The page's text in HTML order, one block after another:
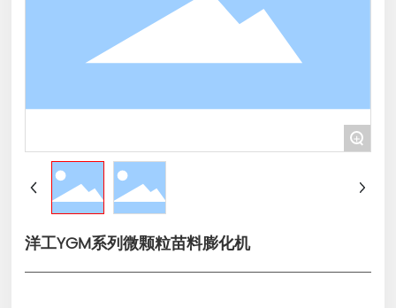
+
洋工YGM系列微颗粒苗料膨化机